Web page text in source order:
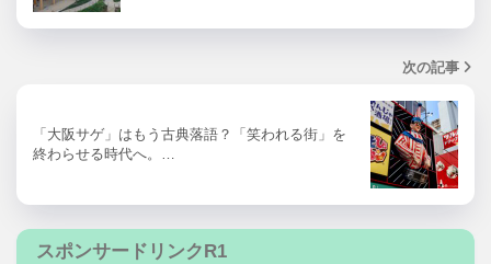
次の記事
「大阪サゲ」はもう古典落語？「笑われる街」を
終わらせる時代へ。…
スポンサードリンクR1